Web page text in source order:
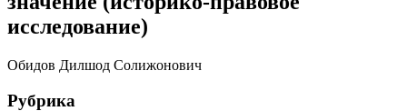
исследование)
Обидов Дилшод Солижонович
Рубрика